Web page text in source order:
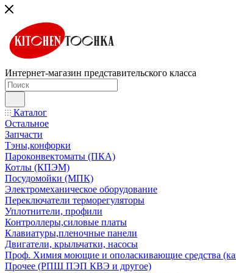
Интернет-магазин представительского класса
Каталог
Остальное
Запчасти
Тэны,конфорки
Пароконвектоматы (ПКА)
Котлы (КПЭМ)
Посудомойки (МПК)
Электромеханическое оборудование
Переключатели терморегуляторы
Уплотнители, профили
Контроллеры,силовые платы
Клавиатуры,пленочные панели
Двигатели, крыльчатки, насосы
Проф. Химия моющие и ополаскивающие средства
Прочее (РПШ ПЭП КВЭ и другое)